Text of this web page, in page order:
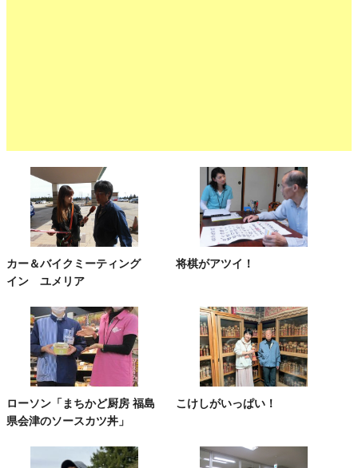
カー＆バイクミーティング
イン ユメリア
将棋がアツイ！
ローソン「まちかど厨房 福島
県会津のソースカツ丼」
こけしがいっぱい！